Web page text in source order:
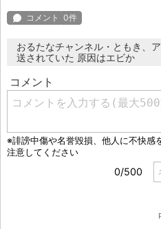
おるたなチャンネル・ともき、
送されていた 原因はエビか